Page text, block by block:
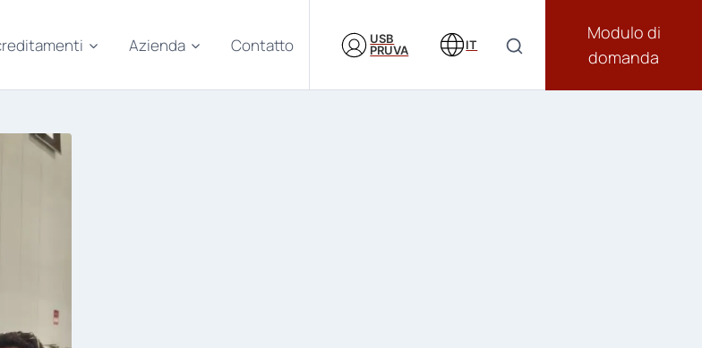
Azienda Contatto
USB
PRUVA
IT
Modulo di
domanda